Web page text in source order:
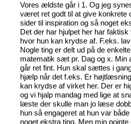
Vores ældste går i 1. Og jeg
været ret godt til at give konkrete
sider til inspiration og så noget
Det der har hjulpet her har
hvor hun kan krydse af. F.eks.
Nogle ting er delt ud på de
matematik sæt pr. Dag og x. Min
går ret fint. Hun skal sættes i
hjælp når det f.eks. Er
kan krydse af virket her. Der er
og vi hjalp mandag med lige at
læste der skulle man jo læse
hun så engageret at hun var
noget ekstra ting. Men min